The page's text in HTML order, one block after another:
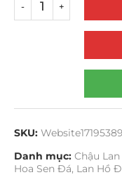
SKU:
Danh mục: Chậu
Hoa Sen Đá, Lan Hồ